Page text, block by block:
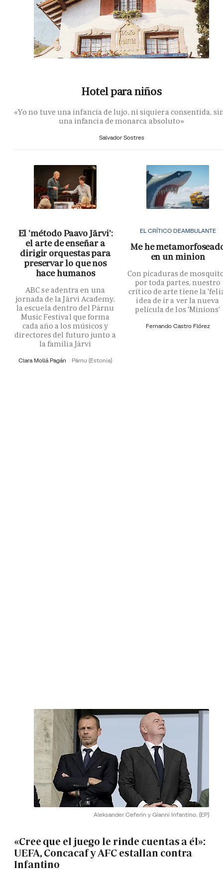
Hotel para niños
«Yo no tuve una infancia de lujo, ni siquiera consentida,
una infancia de monarca absoluto»
Salvador Sostres
El 'método Paavo Järvi':
el arte de enseñar a
dirigir orquestas para
preservar lo que nos
hace humanos
ABC se adentra en una
jornada de la Järvi Academy,
la escuela dentro del Pärnu
Music Festival que forma
cada año a los músicos y
directores del futuro junto a
la familia Järvi
Clara Mollá Pagán Pärnu (Estonia)
EL CRÍTICO DEAMBULANTE
Me he
en un minion
Con picaduras de
por toda partes, nuestro
crítico de arte tiene la
idea de ir a ver la nueva
película de los 'Minions'
Fernando Castro Flórez
Aleksander Ceferin y Gianni Infantino. (EP)
«Cree que el juego le rinde cuentas a él»:
UEFA, Concacaf y AFC estallan contra
Infantino